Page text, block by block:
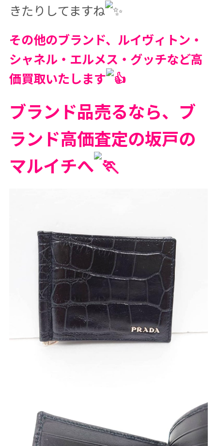
きたりしてますね
その他のブランド、ルイヴィトン・
シャネル・エルメス・グッチなど高
価買取いたします
ブランド品売るなら、ブ
ランド高価査定の坂戸の
マルイチへ